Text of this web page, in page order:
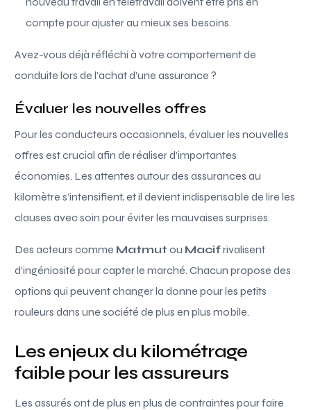
compte pour ajuster au mieux ses besoins.
Avez-vous déjà réfléchi à votre comportement de
conduite lors de l’achat d’une assurance ?
Évaluer les nouvelles offres
Pour les conducteurs occasionnels, évaluer les nouvelles
offres est crucial afin de réaliser d’importantes
économies. Les attentes autour des assurances au
kilomètre s’intensifient, et il devient indispensable de lire les
clauses avec soin pour éviter les mauvaises surprises.
Des acteurs comme Matmut ou Macifrivalisent
d’ingéniosité pour capter le marché. Chacun propose des
options qui peuvent changer la donne pour les petits
rouleurs dans une société de plus en plus mobile.
Les enjeux du kilométrage
faible pour les assureurs
Les assurés ont de plus en plus de contraintes pour faire